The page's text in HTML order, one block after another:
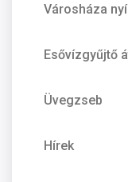
Városháza
Esővízgyűjtő
Üvegzseb
Hírek